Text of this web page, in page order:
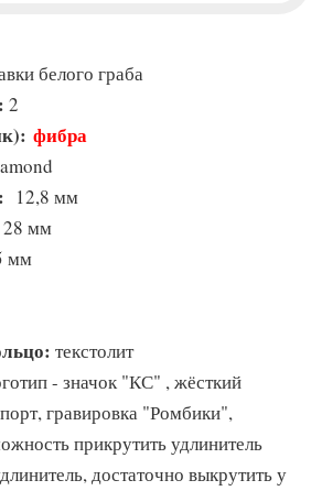
белого граба
2
фибра
12,8 мм
28 мм
мм
текстолит
- значок "КС" , жёсткий
гравировка "Ромбики",
прикрутить удлинитель
достаточно выкрутить у